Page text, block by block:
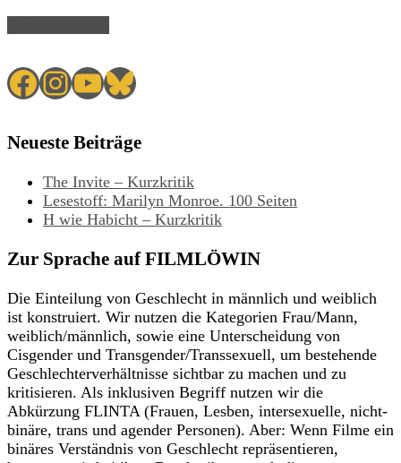
Facebook
Instagram
YouTube
Bluesky
Neueste Beiträge
The Invite – Kurzkritik
Lesestoff: Marilyn Monroe. 100 Seiten
H wie Habicht – Kurzkritik
Zur Sprache auf FILMLÖWIN
Die Einteilung von Geschlecht in männlich und weiblich
ist konstruiert. Wir nutzen die Kategorien Frau/Mann,
weiblich/männlich, sowie eine Unterscheidung von
Cisgender und Transgender/Transsexuell, um bestehende
Geschlechterverhältnisse sichtbar zu machen und zu
kritisieren. Als inklusiven Begriff nutzen wir die
Abkürzung FLINTA (Frauen, Lesben, intersexuelle, nicht-
binäre, trans und agender Personen). Aber: Wenn Filme ein
binäres Verständnis von Geschlecht repräsentieren,